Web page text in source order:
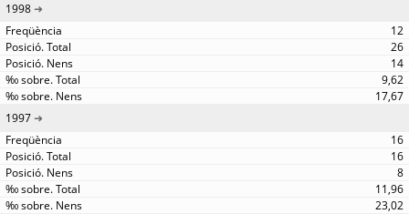
1998
12
26
14
9,62
17,67
1997
16
16
8
11,96
23,02